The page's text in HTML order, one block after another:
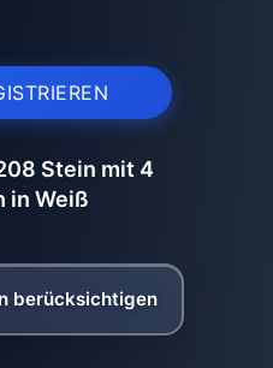
Stein mit 4
in Weiß
berücksichtigen